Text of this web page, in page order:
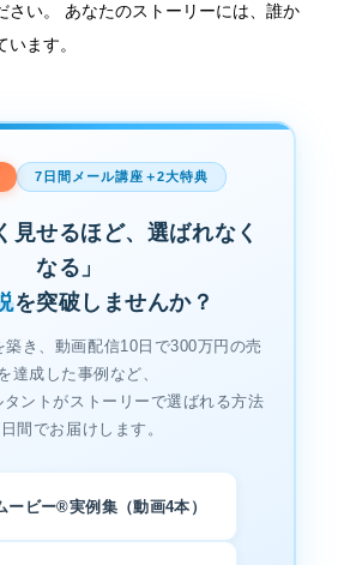
さい。 あなたのストーリーには、誰か
ます。
7日間メール講座＋2大特典
見せるほど、選ばれなく
なる」
を突破しませんか？
築き、動画配信10日で300万円の売
達成した事例など、
タントがストーリーで選ばれる方法
間でお届けします。
ービー®実例集（動画4本）